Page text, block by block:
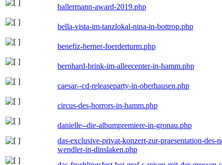
ballermann-award-2019.php
bella-vista-im-tanzlokal-nina-in-bottrop.php
benefiz-herner-foerderturm.php
bernhard-brink-im-alleecenter-in-hamm.php
caesar--cd-releaseparty-in-oberhausen.php
circus-des-horrors-in-hamm.php
danielle--die-albumpremiere-in-gronau.php
das-exclusive-privat-konzert-zur-praesentation-
wendler-in-dinslaken.php